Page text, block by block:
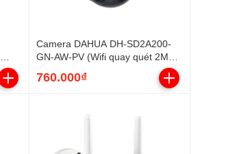
Camera DAHUA DH-SD2A200-
GN-AW-PV (Wifi quay quét 2MP)
760.000₫